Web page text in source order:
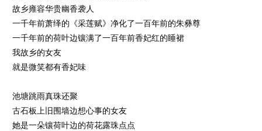
故乡雍容华贵幽香袭人
一千年前萧绎的《采莲赋》净化了一百年前的朱彝尊
一千年前的荷叶边镶满了一百年前香妃红的睡裙
我故乡的女友
就是微笑都有香妃味
池塘跳雨真珠还聚
古石板上旧围墙边想心事的女友
她是一朵镶荷叶边的荷花露珠点点